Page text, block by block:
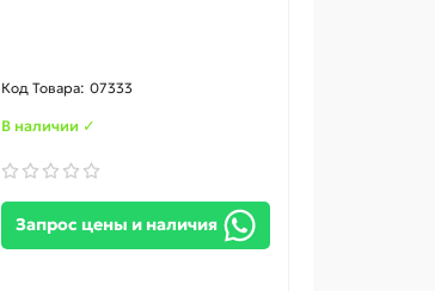
07333
В наличии ✓
Запрос цены и наличия